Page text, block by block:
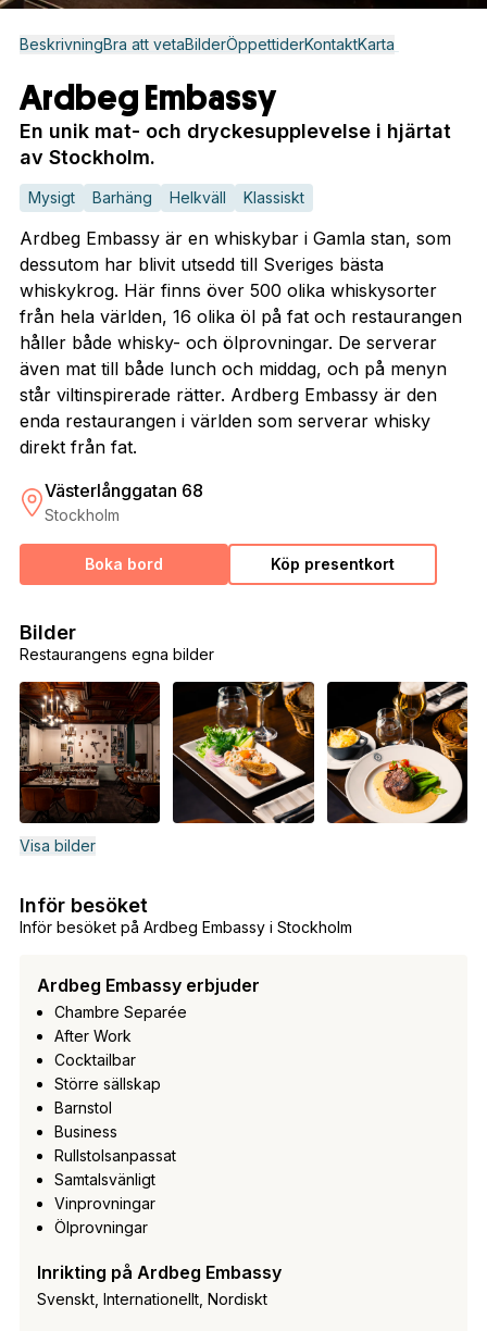
BeskrivningBra att vetaBilderÖppettiderKontaktKarta
Ardbeg Embassy
En unik mat- och dryckesupplevelse i hjärtat
av Stockholm.
Mysigt Barhäng Helkväll Klassiskt
Ardbeg Embassy är en whiskybar i Gamla stan, som
dessutom har blivit utsedd till Sveriges bästa
whiskykrog. Här finns över 500 olika whiskysorter
från hela världen, 16 olika öl på fat och restaurangen
håller både whisky- och ölprovningar. De serverar
även mat till både lunch och middag, och på menyn
står viltinspirerade rätter. Ardberg Embassy är den
enda restaurangen i världen som serverar whisky
direkt från fat.
Västerlånggatan 68
Stockholm
Boka bord Köp presentkort
Restaurangens egna bilder
Bilder
Visa bilder
Inför besöket på Ardbeg Embassy i Stockholm
Inför besöket
Ardbeg Embassy erbjuder
Chambre Separée
After Work
Cocktailbar
Större sällskap
Barnstol
Business
Rullstolsanpassat
Samtalsvänligt
Vinprovningar
Ölprovningar
Inrikting på Ardbeg Embassy
Svenskt, Internationellt, Nordiskt